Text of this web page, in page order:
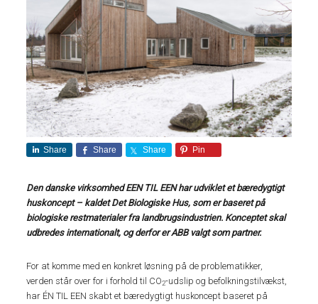
Share Share Share Pin
Den danske virksomhed EEN TIL EEN har udviklet et bæredygtigt
huskoncept – kaldet Det Biologiske Hus, som er baseret på
biologiske restmaterialer fra landbrugsindustrien. Konceptet skal
udbredes internationalt, og derfor er ABB valgt som partner.
For at komme med en konkret løsning på de problematikker,
verden står over for i forhold til CO2-udslip og befolkningstilvækst,
har ÉN TIL EEN skabt et bæredygtigt huskoncept baseret på